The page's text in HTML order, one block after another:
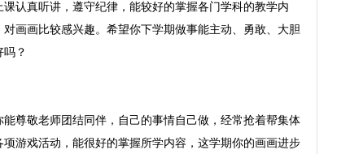
认真听讲，遵守纪律，能较好的掌握各门学科的教学内
画画比较感兴趣。希望你下学期做事能主动、勇敢、大胆
？
尊敬老师团结同伴，自己的事情自己做，经常抢着帮集体
游戏活动，能很好的掌握所学内容，这学期你的画画进步